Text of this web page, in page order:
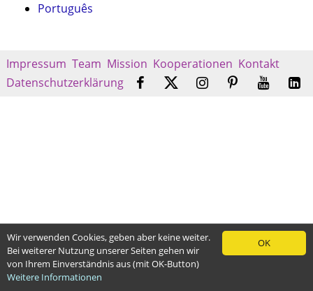
Português
Impressum Team Mission Kooperationen Kontakt
Datenschutzerklärung
OK
Wir verwenden Cookies, geben aber keine weiter.
Bei weiterer Nutzung unserer Seiten gehen wir
von Ihrem Einverständnis aus (mit OK-Button)
Weitere Informationen